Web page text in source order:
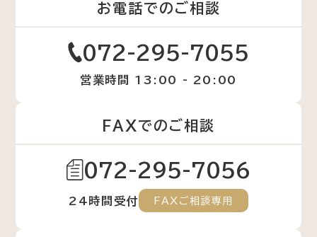
お電話でのご相談
072-295-7055
営業時間 13:00 - 20:00
FAXでのご相談
072-295-7056
24時間受付 FAXご相談専用